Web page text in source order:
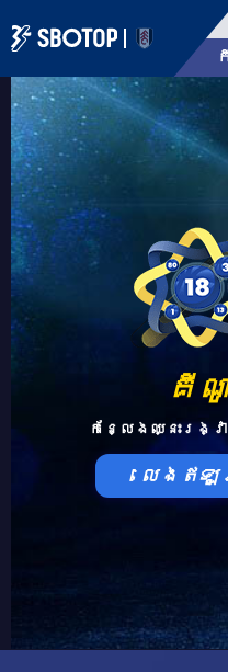
គី
កន្លែងឈ្នះរង្វ
លេងឥឡូវ